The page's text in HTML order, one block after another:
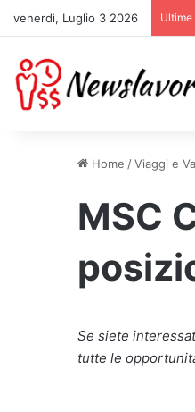
venerdì, Luglio 3 2026
Home /Viaggi e
MSC
Se siete
tutte le